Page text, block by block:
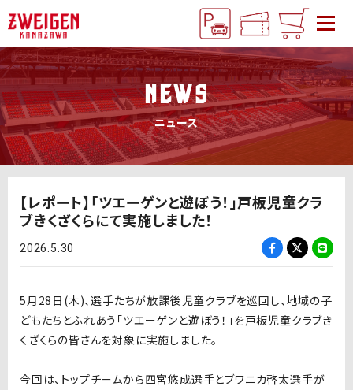
NEWS
ニュース
【レポート】「ツエーゲンと遊ぼう！」戸板児童クラ
ブきくざくらにて実施しました！
2026.5.30
5月28日(木)、選手たちが放課後児童クラブを巡回し、地域の子
どもたちとふれあう「ツエーゲンと遊ぼう！」を戸板児童クラブき
くざくらの皆さんを対象に実施しました。
今回は、トップチームから四宮悠成選手とブワニカ啓太選手が